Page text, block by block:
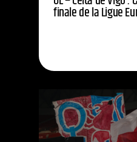
finale de la Ligue